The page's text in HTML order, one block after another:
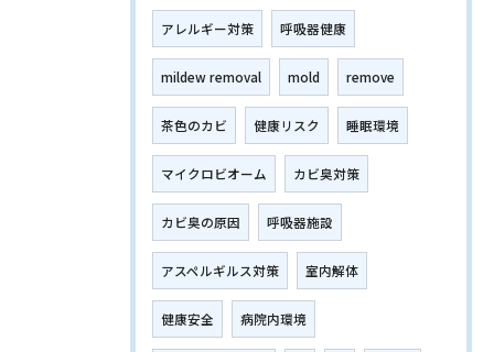
アレルギー対策 呼吸器健康
mildew removal mold remove
茶色のカビ 健康リスク 睡眠環境
マイクロビオーム カビ臭対策
カビ臭の原因 呼吸器施設
アスペルギルス対策 室内解体
健康安全 病院内環境